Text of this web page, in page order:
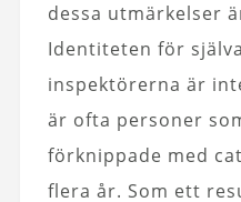
dessa utmärkelser
Identiteten för
inspektörerna är
är ofta personer
förknippade med
flera år. Som ett